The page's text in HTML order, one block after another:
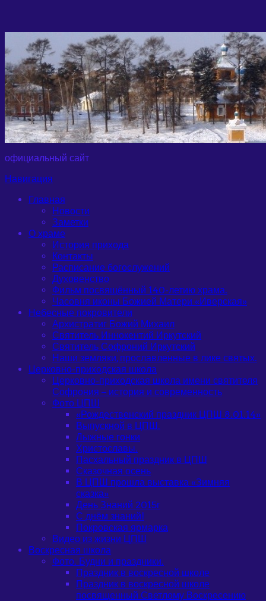
официальный сайт
Навигация
Главная
Новости
Заметки
О храме
История прихода
Контакты
Расписание богослужений
Духовенство
Фильм посвящённый 140-летию храма.
Часовня иконы Божией Матери «Иверская»
Небесные покровители
Архистратиг Божий Михаил
Святитель Иннокентий Иркутский
Святитель Софроний Иркутский
Наши земляки, прославленные в лике святых.
Церковно-приходская школа
Церковно-приходская школа имени святителя
Софрония – история и современность
Фото ЦПШ
«Рождественский праздник ЦПШ 8.01.14»
Выпускной в ЦПШ.
Лыжные гонки
Христославы.
Пасхальный праздник в ЦПШ
Сказочная осень
В ЦПШ прошла выставка «Зимняя
сказка»
День Знаний 2015г
С днём знаний!
Покровская ярмарка
Видео из жизни ЦПШ
Воскресная школа
Фото. Будни и праздники.
Праздник в воскресной школе
Праздник в воскресной школе
посвященный Светлому Воскресению